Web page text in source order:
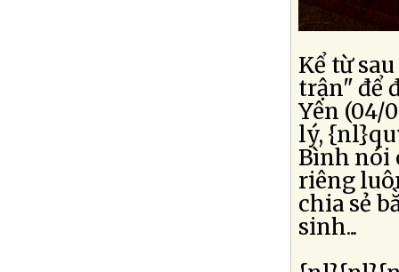
Kể từ
trận" để
Yên (04/
lý,
Bình nói
riêng
chia sẻ
sinh...